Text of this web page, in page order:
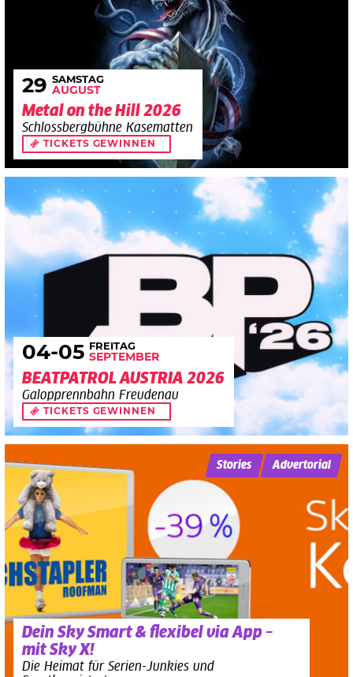
29 SAMSTAG
AUGUST
Metal on the Hill 2026
Schlossbergbühne Kasematten
TICKETS GEWINNEN
04-05 FREITAG
SEPTEMBER
BEATPATROL AUSTRIA 2026
Galopprennbahn Freudenau
TICKETS GEWINNEN
Dein Sky Smart & flexibel via App –
mit Sky X!
Die Heimat für Serien-Junkies und
Stories Advertorial